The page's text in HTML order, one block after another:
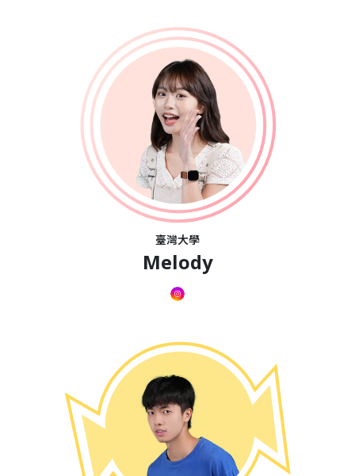
臺灣大學
Melody